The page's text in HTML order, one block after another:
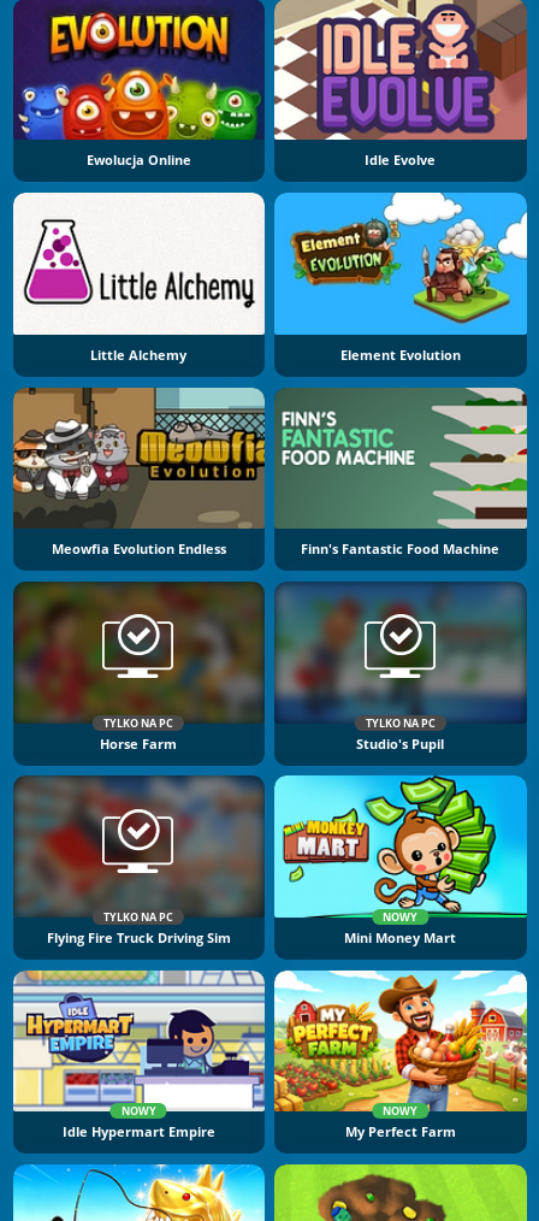
Ewolucja Online Idle Evolve
Little Alchemy Element Evolution
Meowfia Evolution Endless Finn's Fantastic Food Machine
TYLKO NA PC
Horse Farm
TYLKO NA PC
Studio's Pupil
TYLKO NA PC
Flying Fire Truck Driving Sim
NOWY
Mini Money Mart
NOWY
Idle Hypermart Empire
NOWY
My Perfect Farm